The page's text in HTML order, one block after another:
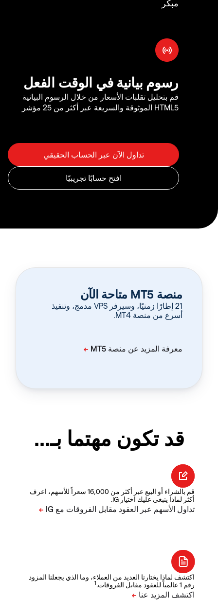
مبكر
رسوم بيانية في الوقت الفعل
قم بتحليل تقلبات الأسعار من خلال الرسوم البيانية
HTML5 الموثوقة والسريعة عبر أكثر من 25 مؤشر
منصة MT5 متاحة الآن
‏21 إطارًا زمنيًا، وسيرفر VPS مدمج، وتنفيذ
أسرع من منصة MT4.
قد تكون مهتما بـ...
قم بالشراء أو البيع عبر أكثر من 16,000 سعراً للأسهم، اعرف
أكثر لماذا ينبغي عليك اختيار IG.
اكتشف لماذا يختارنا العديد من العملاء، وما الذي يجعلنا المزود
رقم 1 عالمياً للعقود مقابل الفروقات.
1